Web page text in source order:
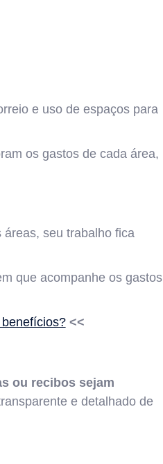
e uso de espaços para
os gastos de cada área,
seu trabalho fica
que acompanhe os gastos
<<
ou recibos sejam
e detalhado de